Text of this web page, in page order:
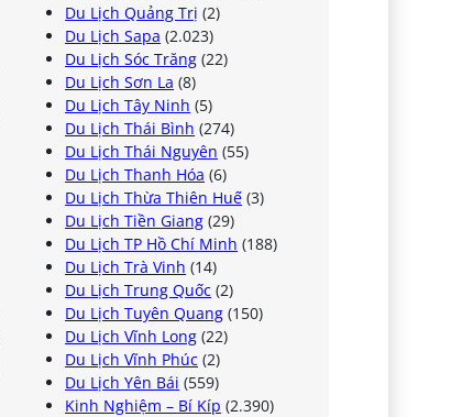
Du Lịch Quảng Trị (2)
Du Lịch Sapa (2.023)
Du Lịch Sóc Trăng (22)
Du Lịch Sơn La (8)
Du Lịch Tây Ninh (5)
Du Lịch Thái Bình (274)
Du Lịch Thái Nguyên (55)
Du Lịch Thanh Hóa (6)
Du Lịch Thừa Thiên Huế (3)
Du Lịch Tiền Giang (29)
Du Lịch TP Hồ Chí Minh (188)
Du Lịch Trà Vinh (14)
Du Lịch Trung Quốc (2)
Du Lịch Tuyên Quang (150)
Du Lịch Vĩnh Long (22)
Du Lịch Vĩnh Phúc (2)
Du Lịch Yên Bái (559)
Kinh Nghiệm – Bí Kíp (2.390)